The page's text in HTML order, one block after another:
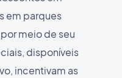
em parques
meio de seu
disponíveis
incentivam as